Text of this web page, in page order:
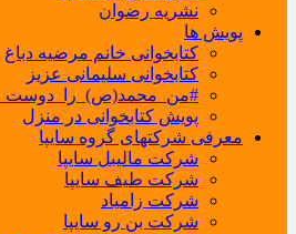
نشریه رضوان
پویش ها
کتابخوانی خانم مرضیه دباغ
کتابخوانی سلیمانی عزیز
پویش کتابخوانی در منزل
معرفی شرکتهای گروه سایپا
شرکت مالیبل سایپا
شرکت طیف سایپا
شرکت زامیاد
شرکت بن رو سایپا